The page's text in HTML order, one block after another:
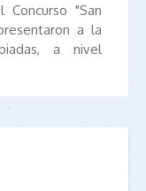
"San
a la
a nivel